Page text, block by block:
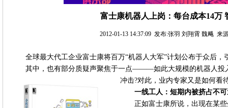
富士康机器人上岗：每台成本14万
2012-01-13 14:37:09 发布:张羽 刘翔霄 魏飚 来
全球最大代工企业富士康将百万“机器人大军”计划公布于众后，
其中，也有部分质疑声聚焦于一点———如此大规模的机器人投
冲击?对此，业内专家又是如何看
一线工人：短期内被挤占不
正如富士康所说，出现在某